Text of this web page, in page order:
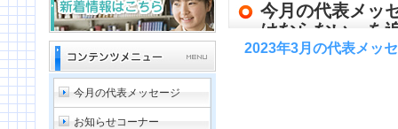
今月の代表メッセージ
お知らせコーナー
今月の代表メッ
はならない』を
2023年3月の代表メッ